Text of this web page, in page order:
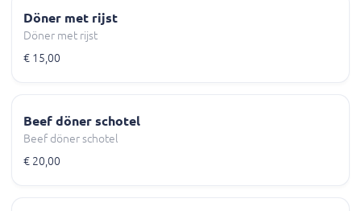
Döner met rijst
Döner met rijst
€ 15,00
Beef döner schotel
Beef döner schotel
€ 20,00